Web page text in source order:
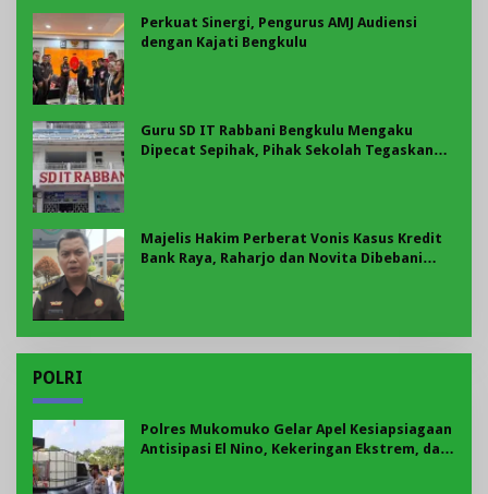
Perkuat Sinergi, Pengurus AMJ Audiensi
dengan Kajati Bengkulu
Guru SD IT Rabbani Bengkulu Mengaku
Dipecat Sepihak, Pihak Sekolah Tegaskan
Majelis Hakim Perberat Vonis Kasus Kredit
Bank Raya, Raharjo dan Novita Dibebani
POLRI
Polres Mukomuko Gelar Apel Kesiapsiagaan
Antisipasi El Nino, Kekeringan Ekstrem, dan